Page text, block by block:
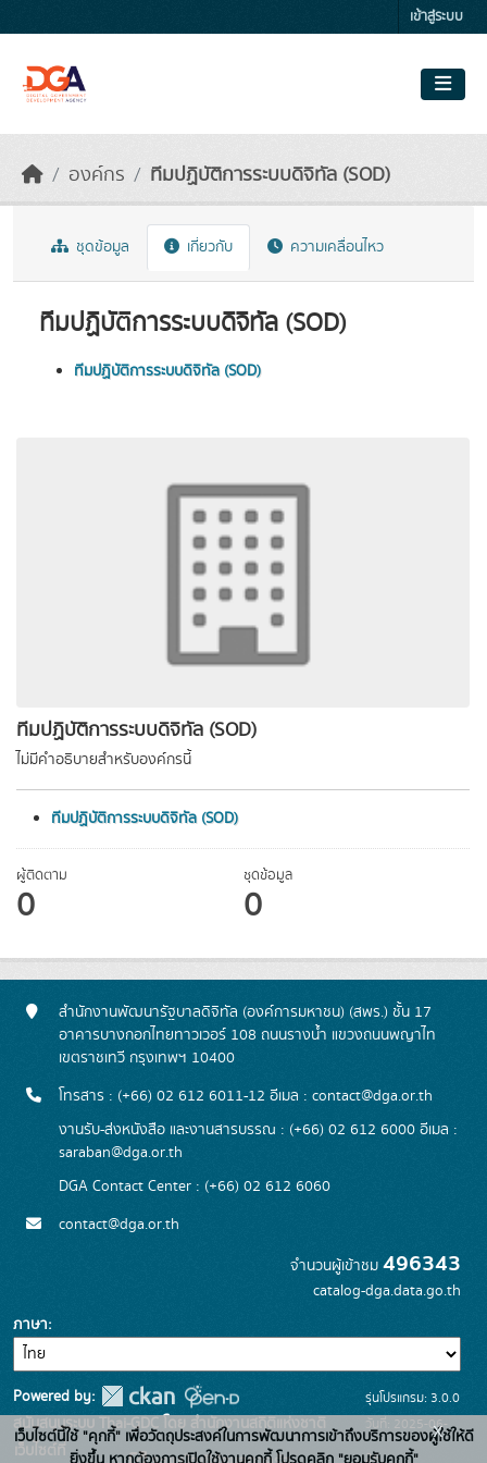
เข้าสู่ระบบ
องค์กร ทีมปฏิบัติการระบบดิจิทัล (SOD)
ทีมปฏิบัติการระบบดิจิทัล (SOD)
ไม่มีคำอธิบายสำหรับองค์กรนี้
ทีมปฏิบัติการระบบดิจิทัล (SOD)
ผู้ติดตาม
0
ชุดข้อมูล
0
ชุดข้อมูล เกี่ยวกับ ความเคลื่อนไหว
ทีมปฏิบัติการระบบดิจิทัล (SOD)
ทีมปฏิบัติการระบบดิจิทัล (SOD)
สำนักงานพัฒนารัฐบาลดิจิทัล (องค์การมหาชน) (สพร.) ชั้น 17
อาคารบางกอกไทยทาวเวอร์ 108 ถนนรางน้ำ แขวงถนนพญาไท
เขตราชเทวี กรุงเทพฯ 10400
โทรสาร : (+66) 02 612 6011-12 อีเมล : contact@dga.or.th
งานรับ-ส่งหนังสือ และงานสารบรรณ : (+66) 02 612 6000 อีเมล :
saraban@dga.or.th
DGA Contact Center : (+66) 02 612 6060
contact@dga.or.th
จำนวนผู้เข้าชม 496343
catalog-dga.data.go.th
ภาษา
Powered by:
สนับสนุนระบบ Thai-GDC โดย สำนักงานสถิติแห่งชาติ
เว็บไซต์ที่
รุ่นโปรแกรม: 3.0.0
วันที่: 2025-06-
26
เว็บไซต์นี้ใช้ "คุกกี้" เพื่อวัตถุประสงค์ในการพัฒนาการเข้าถึงบริการของผู้ใช้ให้ดี
x